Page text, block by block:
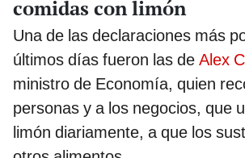
comidas con limón
Una de las declaraciones más
últimos días fueron las de Alex
ministro de Economía, quien
personas y a los negocios, que
limón diariamente, a que los